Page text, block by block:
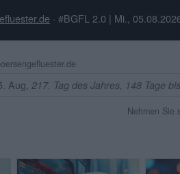
· #BGFL 2.0 | Mi.,
Aug, 217. Tag des Jahres, 148 Tage
Nehmen Sie